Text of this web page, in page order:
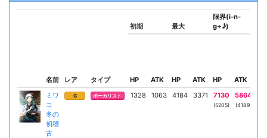
名前 レア タイプ
初期 最大
限界(i-n-
g+♪)
HP ATK HP ATK HP ATK
ミワ
コ
冬の
初稽
古
G ボーカリスト 1328 1063 4184 3371 7130
(5205)
5864
(4189)